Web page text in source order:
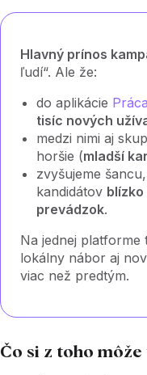
Hlavný prínos
ľudí“. Ale že:
do aplikácie
tisíc nových
medzi nimi aj
horšie (mladší
zvyšujeme
kandidátov
prevádzok.
Na jednej
lokálny nábor aj
viac než predtým.
Čo si z toho môže